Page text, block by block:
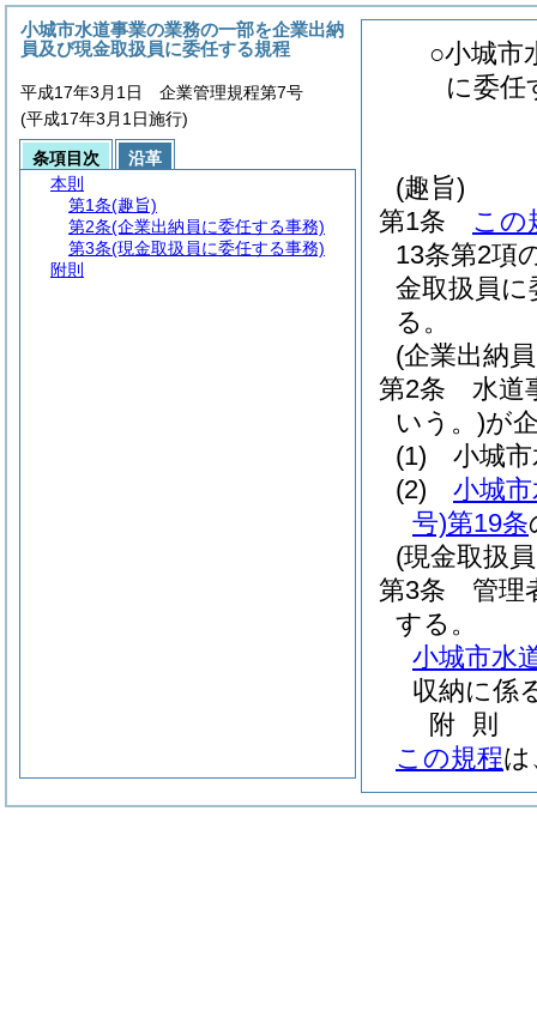
○小城市
に委任
(趣旨)
第1条
この
13条第2項
金取扱員
る。
(企業出納
第2条
水道
いう。)が
(1)
小城
(2)
小城
号)第19条
(現金取扱
第3条
管理
する。
小城市水
収納に係
附 則
この規程は
小城市水道事業の業務の一部を企業出納
員及び現金取扱員に委任する規程
平成17年3月1日 企業管理規程第7号
(平成17年3月1日施行)
条項目次
沿革
本則
第1条(趣旨)
第2条(企業出納員に委任する事務)
第3条(現金取扱員に委任する事務)
附則